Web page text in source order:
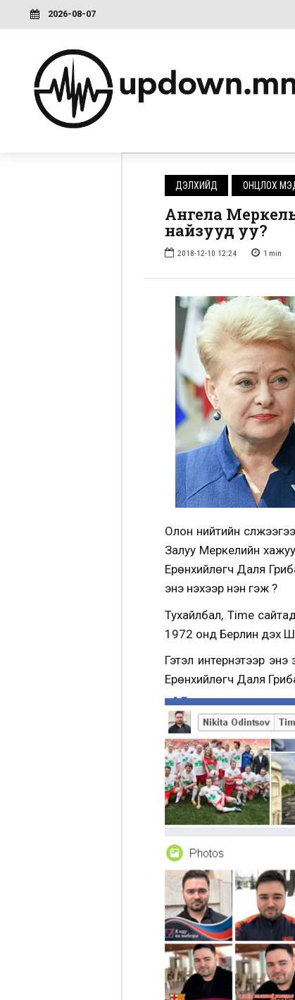
2026-08-07
ДЭЛХИЙД ОНЦЛОХ
Ангела
найзууд уу?
2018-12-10 12:24 1 min
Олон нийтийн
Залуу Меркелийн
Ерөнхийлөгч Даля
энэ үнэхээр үнэн гэж үү?
Тухайлбал, Time
1972 онд Берлин дэх
Гэтэл интернэтээр
Ерөнхийлөгч Даля